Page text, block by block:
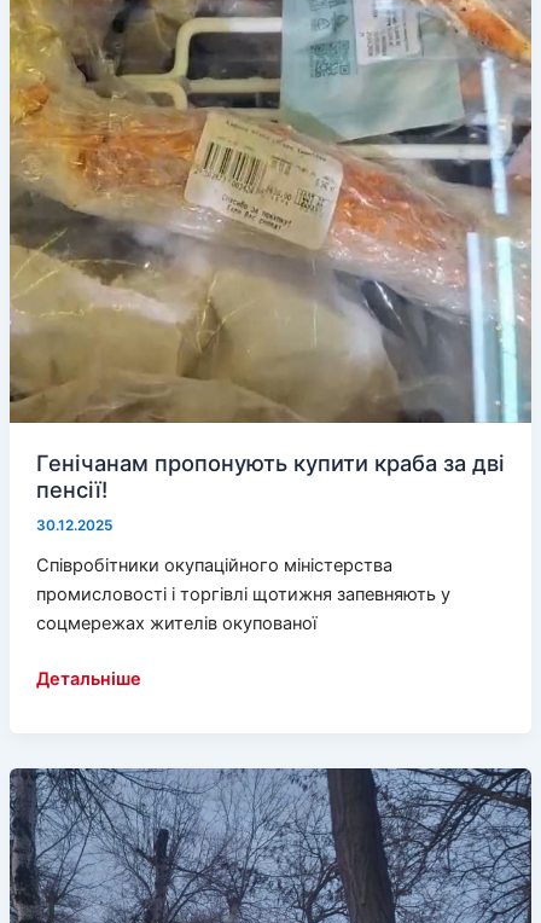
Генічанам пропонують купити краба за дві
пенсії!
30.12.2025
Співробітники окупаційного міністерства
промисловості і торгівлі щотижня запевняють у
соцмережах жителів окупованої
Генічанам
краба
за
дві
пенсії!
Детальніше